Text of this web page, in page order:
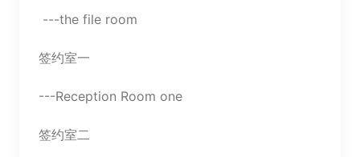
---the file room
签约室一
---Reception Room one
签约室二